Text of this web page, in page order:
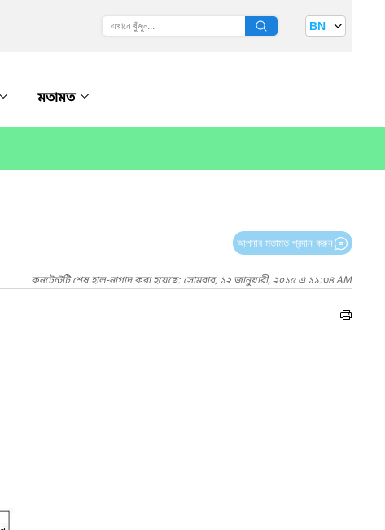
BN
মতামত
আপনার মতামত প্রদান করুন
কনটেন্টটি শেষ হাল-নাগাদ করা হয়েছে: সোমবার, ১২ জানুয়ারী, ২০১৫ এ ১১:৩৪ AM